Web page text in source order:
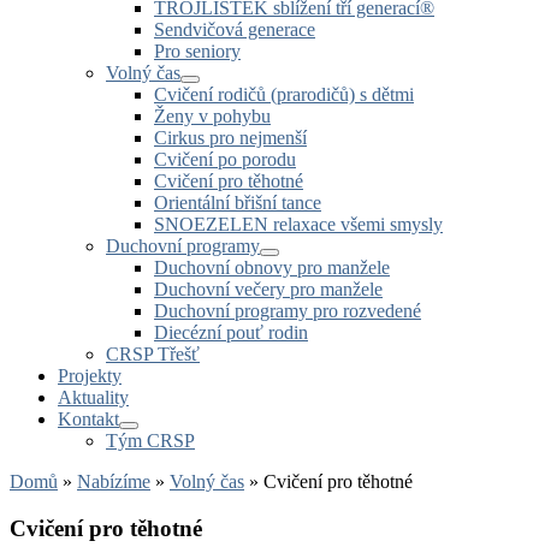
TROJLÍSTEK sblížení tří generací®
Sendvičová generace
Pro seniory
Volný čas
Cvičení rodičů (prarodičů) s dětmi
Ženy v pohybu
Cirkus pro nejmenší
Cvičení po porodu
Cvičení pro těhotné
Orientální břišní tance
SNOEZELEN relaxace všemi smysly
Duchovní programy
Duchovní obnovy pro manžele
Duchovní večery pro manžele
Duchovní programy pro rozvedené
Diecézní pouť rodin
CRSP Třešť
Projekty
Aktuality
Kontakt
Tým CRSP
Domů » Nabízíme » Volný čas » Cvičení pro těhotné
Cvičení pro těhotné